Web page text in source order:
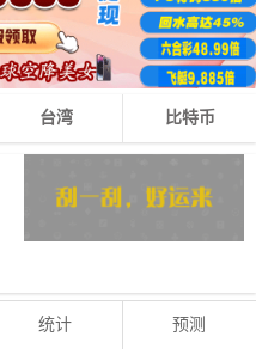
台湾 比特币
1 + 0 + 6 = 07
号码
统计 预测